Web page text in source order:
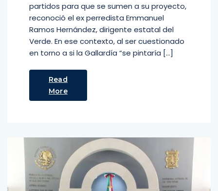
partidos para que se sumen a su proyecto,
reconoció el ex perredista Emmanuel
Ramos Hernández, dirigente estatal del
Verde. En ese contexto, al ser cuestionado
en torno a si la Gallardía “se pintaría […]
Read
More